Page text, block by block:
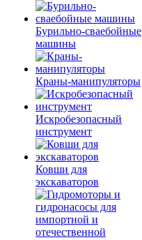
Бурильно-сваебойные
машины
Краны-манипуляторы
Искробезопасный
инструмент
Ковши для
экскаваторов